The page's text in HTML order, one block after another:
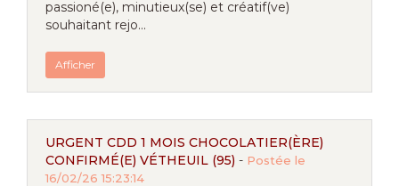
passioné(e), minutieux(se) et créatif(ve)
souhaitant rejo...
Afficher
URGENT CDD 1 MOIS CHOCOLATIER(ÈRE)
CONFIRMÉ(E) VÉTHEUIL (95) - Postée le
16/02/26 15:23:14